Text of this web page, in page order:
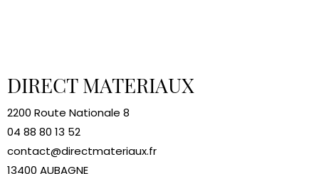
DIRECT MATERIAUX
2200 Route Nationale 8
04 88 80 13 52
contact@directmateriaux.fr
13400 AUBAGNE